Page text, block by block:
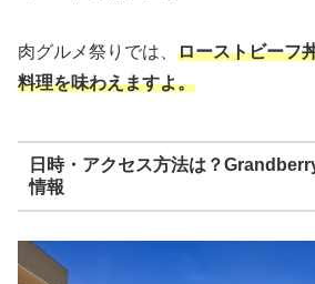
肉グルメ祭りでは、 ローストビーフ
料理を味わえますよ。
日時・アクセス方法は？
情報